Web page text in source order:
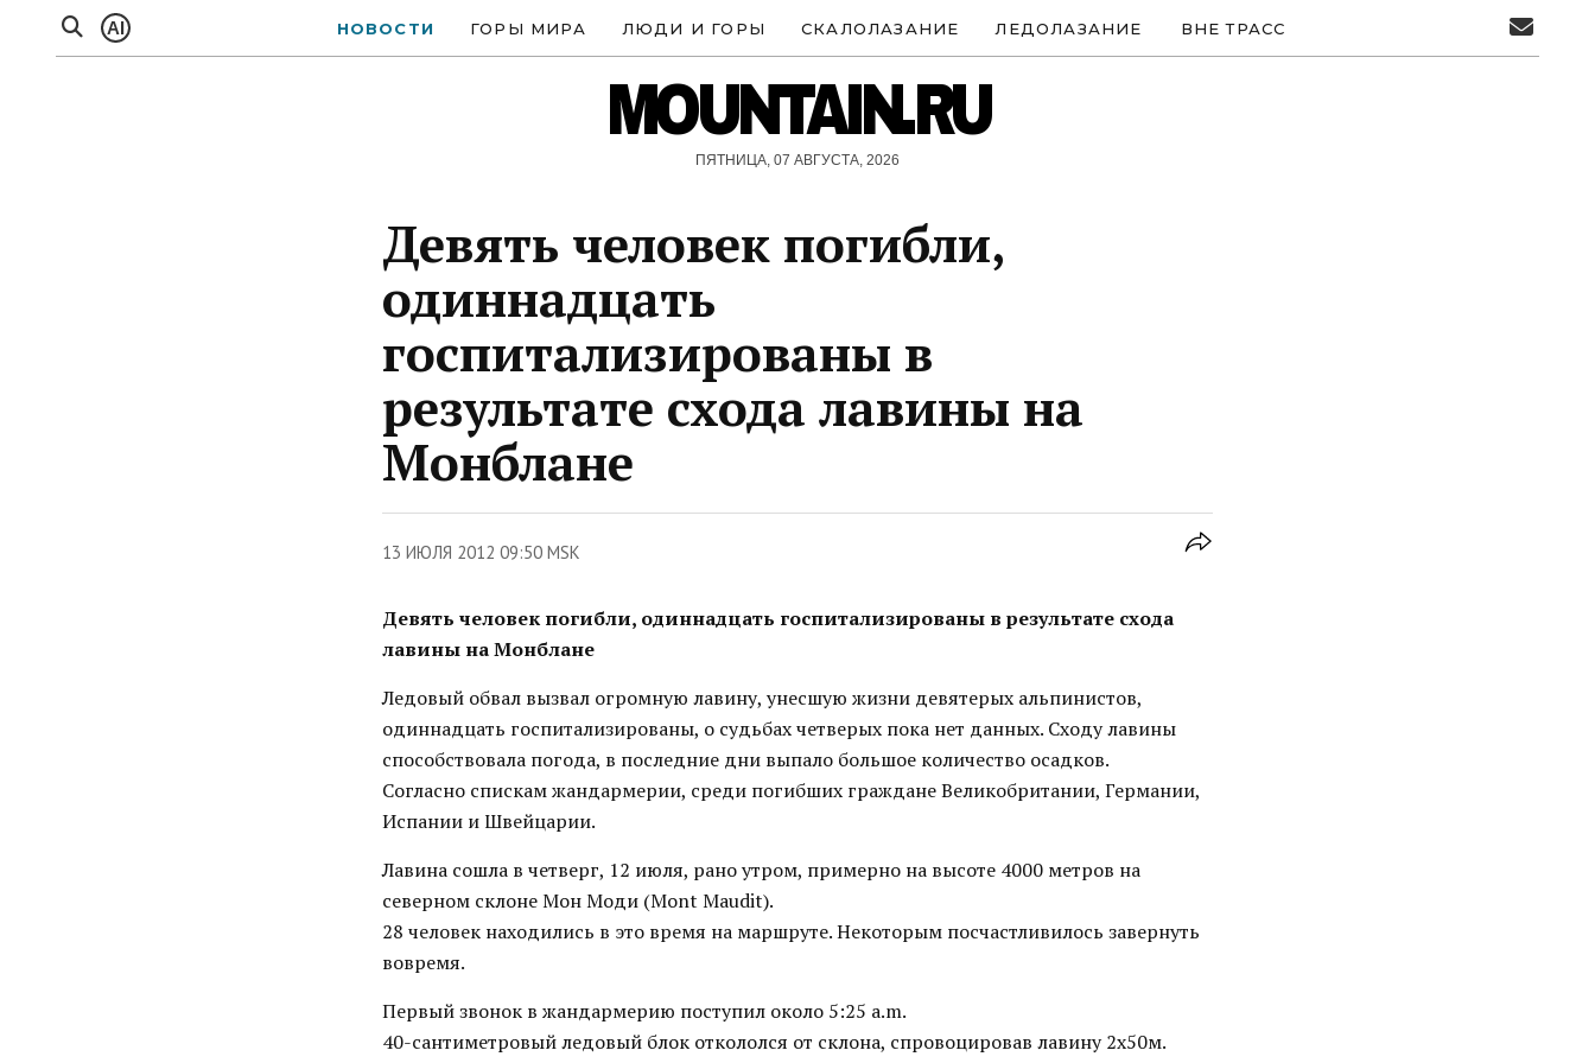
AI НОВОСТИ ГОРЫ МИРА ЛЮДИ И ГОРЫ СКАЛОЛАЗАНИЕ ЛЕДОЛАЗАНИЕ ВНЕ ТРАСС
MOUNTAIN.RU
ПЯТНИЦА, 07 АВГУСТА, 2026
Девять человек погибли,
одиннадцать
госпитализированы в
результате схода лавины на
Монблане
13 ИЮЛЯ 2012 09:50 MSK
Девять человек погибли, одиннадцать госпитализированы в результате схода
лавины на Монблане
Ледовый обвал вызвал огромную лавину, унесшую жизни девятерых альпинистов,
одиннадцать госпитализированы, о судьбах четверых пока нет данных. Сходу лавины
способствовала погода, в последние дни выпало большое количество осадков.
Согласно спискам жандармерии, среди погибших граждане Великобритании, Германии,
Испании и Швейцарии.
Лавина сошла в четверг, 12 июля, рано утром, примерно на высоте 4000 метров на
северном склоне Мон Моди (Mont Maudit).
28 человек находились в это время на маршруте. Некоторым посчастливилось завернуть
вовремя.
Первый звонок в жандармерию поступил около 5:25 a.m.
40-сантиметровый ледовый блок откололся от склона, спровоцировав лавину 2х50м.